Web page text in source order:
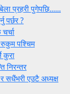
प्रहरी पुगेपछि......
पर्छर ?
रुकुम पश्चिम
कुरा
निरन्तर
सधैंभरी एउटै अध्यक्ष